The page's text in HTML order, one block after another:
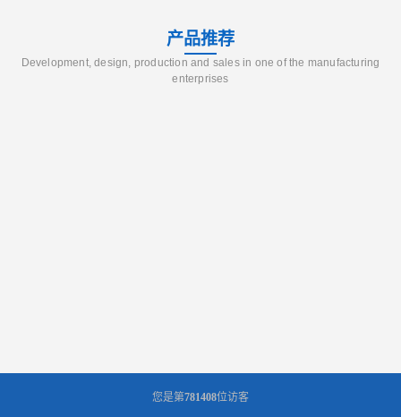
产品推荐
Development, design, production and sales in one of the manufacturing
enterprises
您是第781408位访客